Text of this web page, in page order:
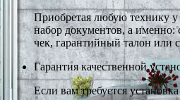
Приобретая любую технику
набор документов, а именно:
чек, гарантийный талон или
Гарантия качественной
Если вам требуется